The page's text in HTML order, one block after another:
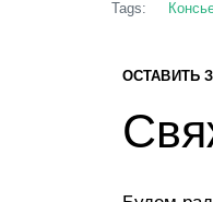
Tags:
ОСТАВИТЬ